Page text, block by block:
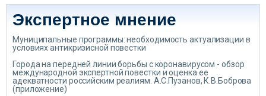
Экспертное мнение
Муниципальные программы: необходимость актуализации в
условиях антикризисной повестки
Города на передней линии борьбы с коронавирусом - обзор
международной экспертной повестки и оценка ее
адекватности российским реалиям. А.С.Пузанов, К.В.Боброва
(приложение)